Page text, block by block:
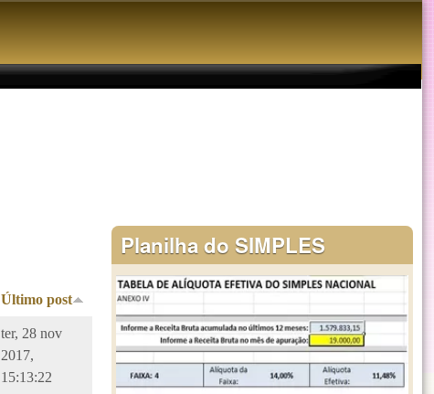
Último post
ter, 28 nov
2017,
15:13:22
Planilha do SIMPLES